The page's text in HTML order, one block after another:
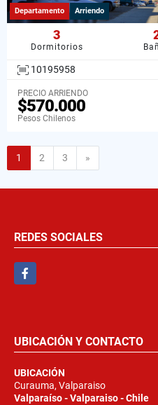
Departamento Arriendo
3
Dormitorios
10195958
PRECIO ARRIENDO
$570.000
Pesos Chilenos
1 2 3 »
REDES SOCIALES
Facebook
UBICACIÓN Y CONTACTO
UBICACIÓN
Curauma, Valparaiso
Valparaíso - Valparaiso - Chile